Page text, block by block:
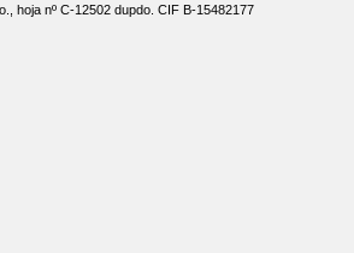
hoja nº C-12502 dupdo. CIF B-15482177